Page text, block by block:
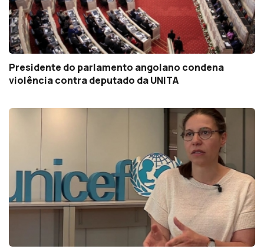
Presidente do parlamento angolano condena
violência contra deputado da UNITA